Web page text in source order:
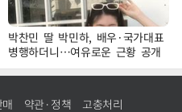
박찬민 딸 박민하, 배우·국가대표
병행하더니…여유로운 근황 공개
약관·정책 고충처리